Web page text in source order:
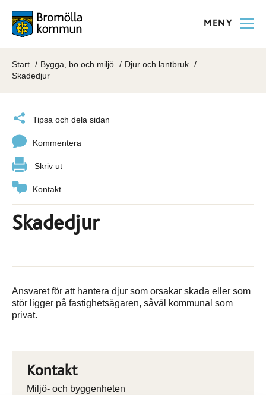
MENY
Start Bygga, bo och miljö
Djur och lantbruk
Skadedjur
Tipsa och dela sidan
Kommentera
Skriv ut
Kontakt
Skadedjur
Ansvaret för att hantera djur som orsakar skada eller som
stör ligger på fastighetsägaren, såväl kommunal som
privat.
Kontakt
Miljö- och byggenheten